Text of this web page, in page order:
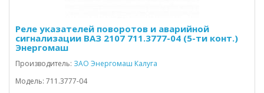
Реле указателей поворотов и аварийной
сигнализации ВАЗ 2107 711.3777-04 (5-ти конт.)
Энергомаш
Производитель: ЗАО Энергомаш Калуга
Модель: 711.3777-04